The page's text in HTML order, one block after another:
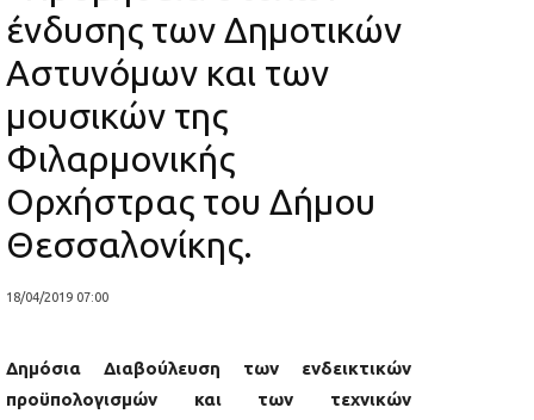
ένδυσης των Δημοτικών
Αστυνόμων και των
μουσικών της
Φιλαρμονικής
Ορχήστρας του Δήμου
Θεσσαλονίκης.
18/04/2019 07:00
Δημόσια Διαβούλευση των ενδεικτικών
προϋπολογισμών και των τεχνικών